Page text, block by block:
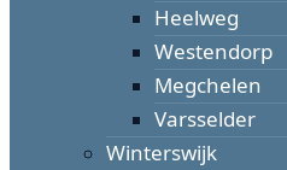
Heelweg
Westendorp
Megchelen
Varsselder
Winterswijk